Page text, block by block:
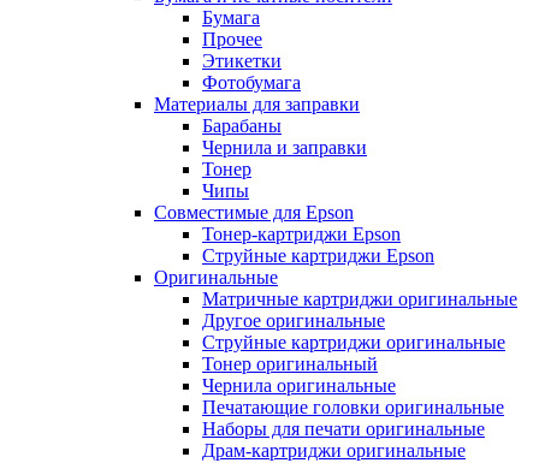
Бумага
Прочее
Этикетки
Фотобумага
Материалы для заправки
Барабаны
Чернила и заправки
Тонер
Чипы
Совместимые для Epson
Тонер-картриджи Epson
Струйные картриджи Epson
Оригинальные
Матричные картриджи оригинальные
Другое оригинальные
Струйные картриджи оригинальные
Тонер оригинальный
Чернила оригинальные
Печатающие головки оригинальные
Наборы для печати оригинальные
Драм-картриджи оригинальные